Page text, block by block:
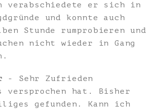
verabschiedete er sich in
und konnte auch
Stunde rumprobieren und
nicht wieder in Gang
- Sehr Zufrieden
versprochen hat. Bisher
gefunden. Kann ich